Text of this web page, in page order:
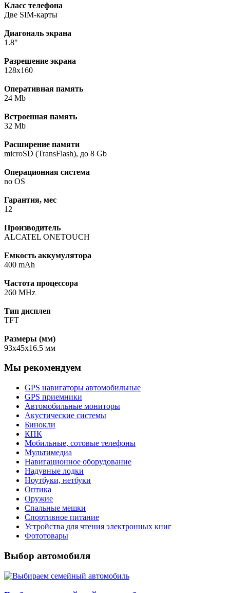
Класс телефона
Две SIM-карты
Диагональ экрана
1.8"
Разрешение экрана
128x160
Оперативная память
24 Mb
Встроенная память
32 Mb
Расширение памяти
microSD (TransFlash), до 8 Gb
Операционная система
no OS
Гарантия, мес
12
Производитель
ALCATEL ONETOUCH
Емкость аккумулятора
400 mAh
Частота процессора
260 MHz
Тип дисплея
TFT
Размеры (мм)
93x45x16.5 мм
Мы рекомендуем
GPS навигаторы автомобильные
GPS приемники
Автомобильные мониторы
Акустические системы
Бинокли
КПК
Мобильные, сотовые телефоны
Мультимедиа
Навигационное оборудование
Надувные лодки
Ноутбуки, нетбуки
Оптика
Оружие
Спальные мешки
Спортивное питание
Устройства для чтения электронных книг
Фототовары
Выбор автомобиля